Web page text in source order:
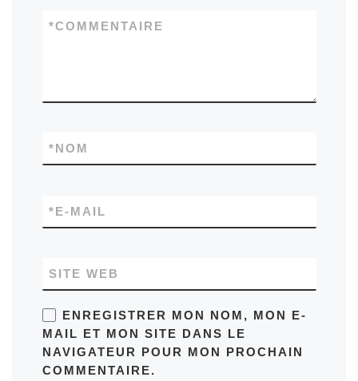
COMMENTAIRE
*
NOM
*
E-MAIL
*
SITE WEB
ENREGISTRER MON NOM, MON E-
MAIL ET MON SITE DANS LE
NAVIGATEUR POUR MON PROCHAIN
COMMENTAIRE.